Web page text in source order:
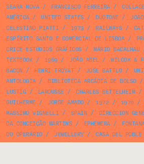
SEARA NOVA/ FRANCISCO FERREIRA/ COLLAGE
AMÉRICA/ UNITED STATES / DUOTONE /
CELESTINO PIATTI / 1973 / RAILWAYS /
ESPÍRITO SANTO E COMERCIAL DE LISBOA/
CRICE ESTÚDIOS GRÁFICOS / MÁRIO BACALHAU
TEXTBOOK/ 1969 / JOÃO ABEL/ WILCOX &
BACON / HENRI TROYAT/ JOSE BATTLO/
ANTOLOGIA/ BIBLIOTECA ARCÁDIA DE BOLSO/
LUSTIG / LAROUSSE / CHARLES BETTELHEIM/
GUILHERME / JORGE AMADO/ 1972 / 1970 /
MASSIMO VIGNELLI / SPAIN / DIRECCION
DA CONCEIÇÃO MARTINS / EPHEMERA/
DO OPERÁRIO/ JEWELLERY/ CASA DEL POBLE
BETTENCOURT/ EDITÔRA VOZES/ IDENTITY